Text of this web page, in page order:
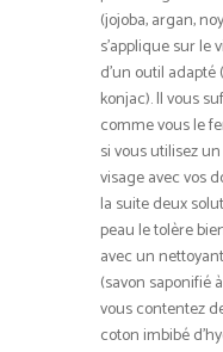
(jojoba, argan,
s’applique sur le
d’un outil
konjac). Il vous
comme vous le
si vous utilisez
visage avec vos
la suite deux
peau le tolère
avec un
(savon saponifié
vous contentez
coton imbibé